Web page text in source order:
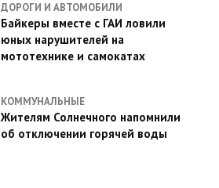
ДОРОГИ И АВТОМОБИЛИ
Байкеры вместе с ГАИ ловили
юных нарушителей на
мототехнике и самокатах
КОММУНАЛЬНЫЕ
Жителям Солнечного напомнили
об отключении горячей воды